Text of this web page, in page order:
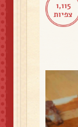
1,115
צפיות